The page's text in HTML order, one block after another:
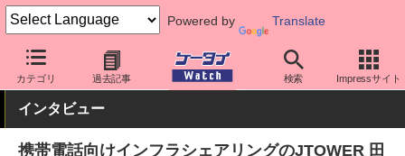
Powered by Translate
カテゴリ 過去記事 検索 Impressサイト
ケータイ Watch 業界動向 企業動向
インタビュー
携帯電話向けインフラシェアリングのJTOWER 田